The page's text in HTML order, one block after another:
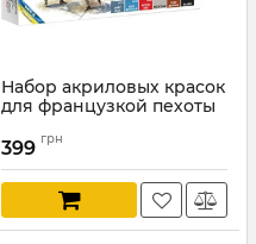
Набор акриловых красок
для французкой пехоты
(ICM 3045)
Артикул: ICM3045
399 грн